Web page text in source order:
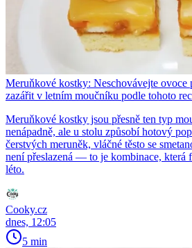
Meruňkové kostky: Neschovávejte ovoce
zazářit v letním moučníku podle tohoto
Meruňkové kostky jsou přesně ten typ
nenápadně, ale u stolu způsobí hotový
čerstvých meruněk, vláčné těsto se
není přeslazená — to je kombinace, která
léto.
Cooky.cz
dnes, 12:05
5 min